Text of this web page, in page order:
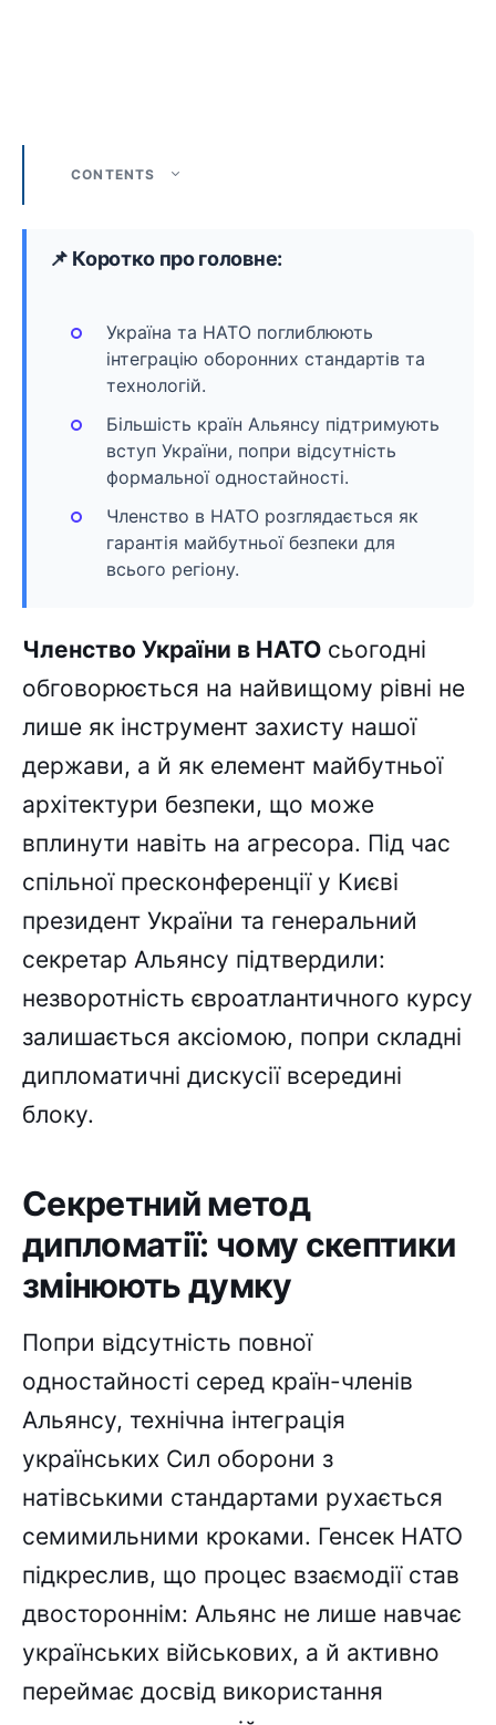
CONTENTS
📌 Коротко про головне:
Україна та НАТО поглиблюють
інтеграцію оборонних стандартів та
технологій.
Більшість країн Альянсу підтримують
вступ України, попри відсутність
формальної одностайності.
Членство в НАТО розглядається як
гарантія майбутньої безпеки для
всього регіону.
Членство України в НАТО сьогодні
обговорюється на найвищому рівні не
лише як інструмент захисту нашої
держави, а й як елемент майбутньої
архітектури безпеки, що може
вплинути навіть на агресора. Під час
спільної пресконференції у Києві
президент України та генеральний
секретар Альянсу підтвердили:
незворотність євроатлантичного курсу
залишається аксіомою, попри складні
дипломатичні дискусії всередині
блоку.
Секретний метод
дипломатії: чому скептики
змінюють думку
Попри відсутність повної
одностайності серед країн-членів
Альянсу, технічна інтеграція
українських Сил оборони з
натівськими стандартами рухається
семимильними кроками. Генсек НАТО
підкреслив, що процес взаємодії став
двостороннім: Альянс не лише навчає
українських військових, а й активно
переймає досвід використання